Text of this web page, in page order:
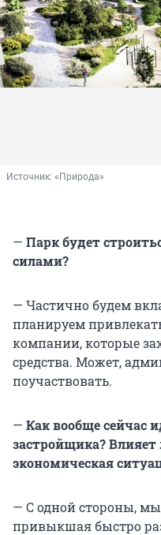
Источник: «Природа»
— Парк будет
силами?
— Частично будем
планируем
компании, которые
средства. Может,
поучаствовать.
— Как вообще сейчас
застройщика? Влияет
экономическая
— С одной стороны,
привыкшая быстро